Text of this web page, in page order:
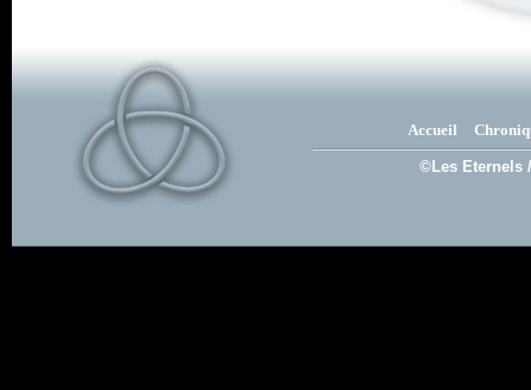
Accueil
©Les Eternels